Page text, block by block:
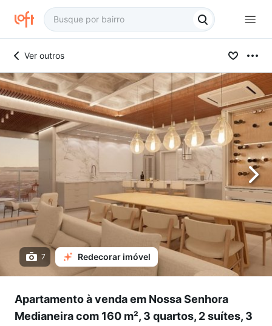
Ver outros
7 Redecorar imóvel
Apartamento à venda em Nossa Senhora
Medianeira com 160 m², 3 quartos, 2 suítes, 3